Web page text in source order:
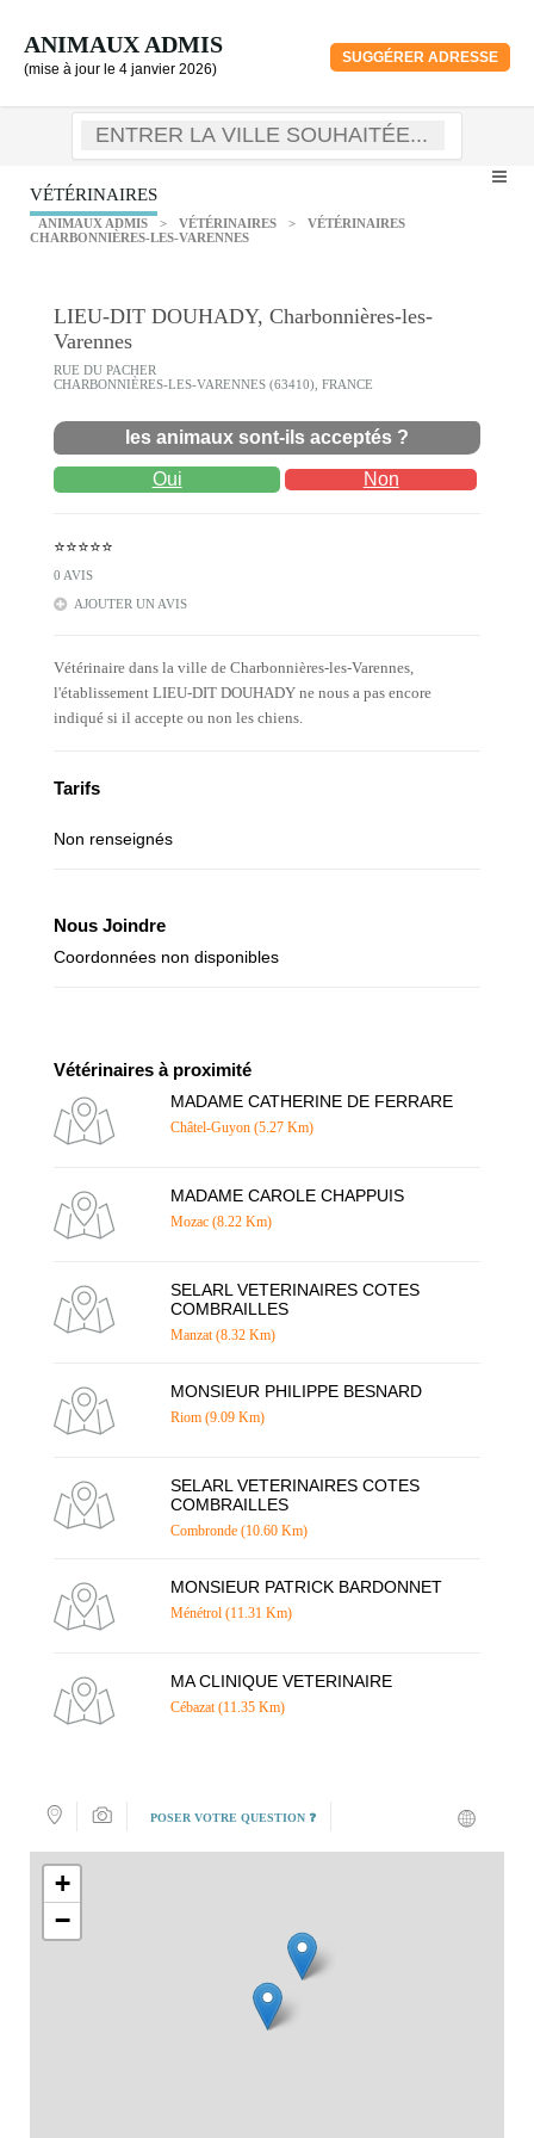
ANIMAUX ADMIS
(mise à jour le 4 janvier 2026)
SUGGÉRER ADRESSE
VÉTÉRINAIRES
ANIMAUX ADMIS > VÉTÉRINAIRES >
VÉTÉRINAIRES
CHARBONNIÈRES-LES-VARENNES
LIEU-DIT DOUHADY, Charbonnières-les-
Varennes
RUE DU PACHER
CHARBONNIÈRES-LES-VARENNES (63410), FRANCE
les animaux sont-ils acceptés ?
Oui Non
⭐⭐⭐⭐⭐
0 AVIS
AJOUTER UN AVIS
Vétérinaire dans la ville de Charbonnières-les-Varennes,
l'établissement LIEU-DIT DOUHADY ne nous a pas encore
indiqué si il accepte ou non les chiens.
Tarifs
Non renseignés
Nous Joindre
Coordonnées non disponibles
Vétérinaires à proximité
MADAME CATHERINE DE FERRARE
Châtel-Guyon (5.27 Km)
MADAME CAROLE CHAPPUIS
Mozac (8.22 Km)
SELARL VETERINAIRES COTES
COMBRAILLES
Manzat (8.32 Km)
MONSIEUR PHILIPPE BESNARD
Riom (9.09 Km)
SELARL VETERINAIRES COTES
COMBRAILLES
Combronde (10.60 Km)
MONSIEUR PATRICK BARDONNET
Ménétrol (11.31 Km)
MA CLINIQUE VETERINAIRE
Cébazat (11.35 Km)
POSER VOTRE QUESTION ❓
+
−